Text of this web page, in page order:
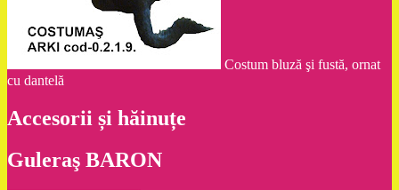
Costum bluză şi fustă, ornat
cu dantelă
Accesorii și hăinuțe
Guleraş BARON